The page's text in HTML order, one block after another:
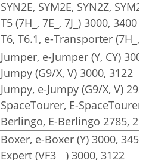
SYN2E, SYM2E, SYN2Z,
T5 (7H_, 7E_, 7J_) 3000, 3400
T6, T6.1, e-Transporter (7H_,
Jumper, e-Jumper (Y, CY)
Jumpy (G9/X, V) 3000, 3122
Jumpy, e-Jumpy (G9/X, V)
SpaceTourer, E-SpaceTourer
Berlingo, E-Berlingo 2785,
Boxer, e-Boxer (Y) 3000,
Expert (VF3__) 3000, 3122